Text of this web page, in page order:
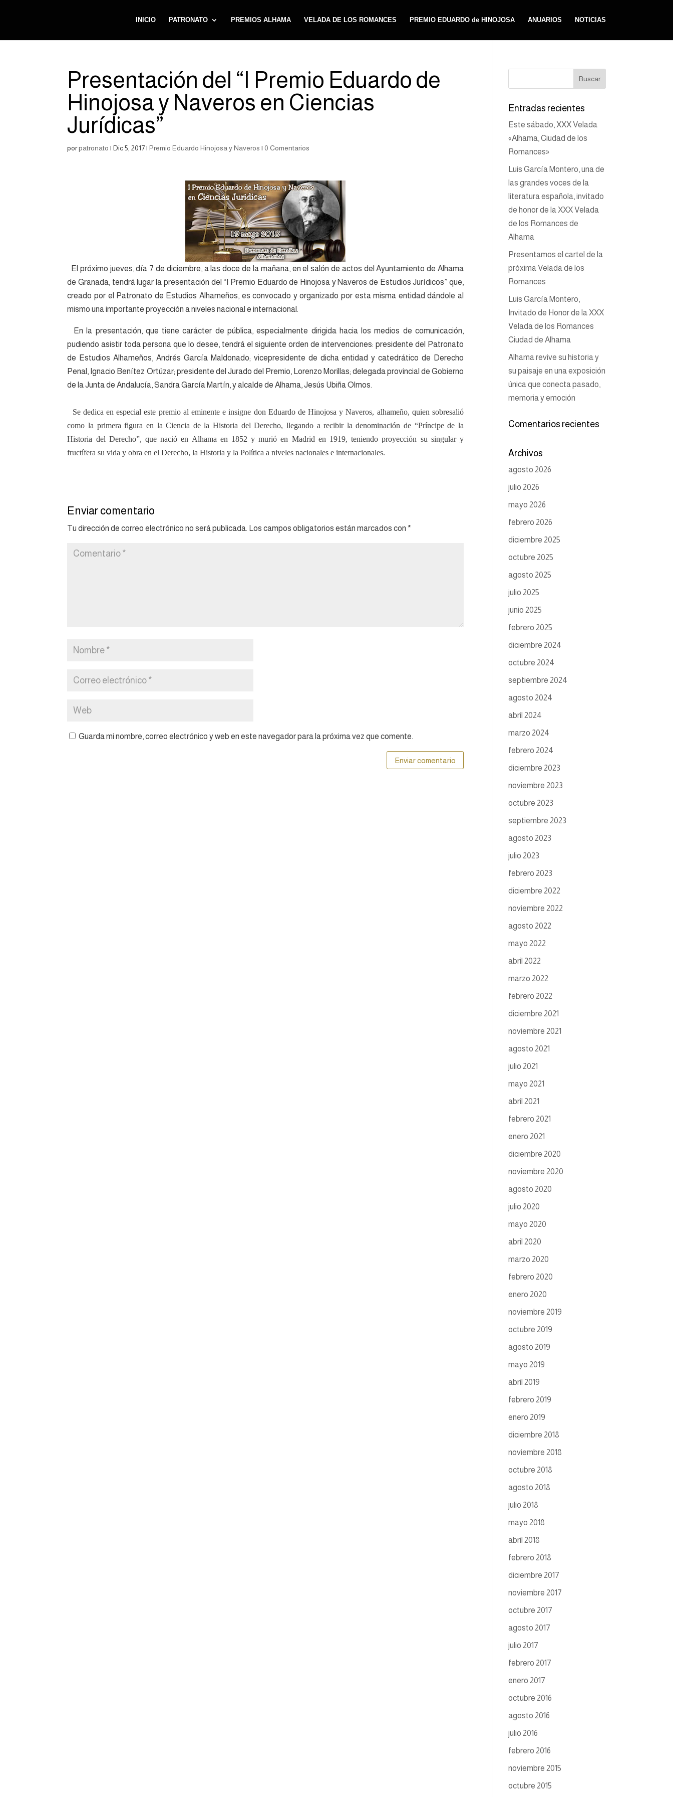
INICIO PATRONATO PREMIOS ALHAMA VELADA DE LOS ROMANCES PREMIO EDUARDO de HINOJOSA ANUARIOS NOTICIAS
Presentación del “I Premio Eduardo de
Hinojosa y Naveros en Ciencias
Jurídicas”
porpatronato |Dic 5, 2017|Premio Eduardo Hinojosa y Naveros |0 Comentarios
El próximo jueves, día 7 de diciembre, a las doce de la mañana, en el salón de actos del Ayuntamiento de Alhama
de Granada, tendrá lugar la presentación del “I Premio Eduardo de Hinojosa y Naveros de Estudios Jurídicos” que,
creado por el Patronato de Estudios Alhameños, es convocado y organizado por esta misma entidad dándole al
mismo una importante proyección a niveles nacional e internacional.
En la presentación, que tiene carácter de pública, especialmente dirigida hacia los medios de comunicación,
pudiendo asistir toda persona que lo desee, tendrá el siguiente orden de intervenciones: presidente del Patronato
de Estudios Alhameños, Andrés García Maldonado; vicepresidente de dicha entidad y catedrático de Derecho
Penal, Ignacio Benítez Ortúzar; presidente del Jurado del Premio, Lorenzo Morillas; delegada provincial de Gobierno
de la Junta de Andalucía, Sandra García Martín, y alcalde de Alhama, Jesús Ubiña Olmos.
Se dedica en especial este premio al eminente e insigne don Eduardo de Hinojosa y Naveros, alhameño, quien sobresalió
como la primera figura en la Ciencia de la Historia del Derecho, llegando a recibir la denominación de “Príncipe de la
Historia del Derecho”, que nació en Alhama en 1852 y murió en Madrid en 1919, teniendo proyección su singular y
fructífera su vida y obra en el Derecho, la Historia y la Política a niveles nacionales e internacionales.
Enviar comentario
Tu dirección de correo electrónico no será publicada. Los campos obligatorios están marcados con *
Guarda mi nombre, correo electrónico y web en este navegador para la próxima vez que comente.
Entradas recientes
Este sábado, XXX Velada
«Alhama, Ciudad de los
Romances»
Luis García Montero, una de
las grandes voces de la
literatura española, invitado
de honor de la XXX Velada
de los Romances de
Alhama
Presentamos el cartel de la
próxima Velada de los
Romances
Luis García Montero,
Invitado de Honor de la XXX
Velada de los Romances
Ciudad de Alhama
Alhama revive su historia y
su paisaje en una exposición
única que conecta pasado,
memoria y emoción
Comentarios recientes
Archivos
agosto 2026
julio 2026
mayo 2026
febrero 2026
diciembre 2025
octubre 2025
agosto 2025
julio 2025
junio 2025
febrero 2025
diciembre 2024
octubre 2024
septiembre 2024
agosto 2024
abril 2024
marzo 2024
febrero 2024
diciembre 2023
noviembre 2023
octubre 2023
septiembre 2023
agosto 2023
julio 2023
febrero 2023
diciembre 2022
noviembre 2022
agosto 2022
mayo 2022
abril 2022
marzo 2022
febrero 2022
diciembre 2021
noviembre 2021
agosto 2021
julio 2021
mayo 2021
abril 2021
febrero 2021
enero 2021
diciembre 2020
noviembre 2020
agosto 2020
julio 2020
mayo 2020
abril 2020
marzo 2020
febrero 2020
enero 2020
noviembre 2019
octubre 2019
agosto 2019
mayo 2019
abril 2019
febrero 2019
enero 2019
diciembre 2018
noviembre 2018
octubre 2018
agosto 2018
julio 2018
mayo 2018
abril 2018
febrero 2018
diciembre 2017
noviembre 2017
octubre 2017
agosto 2017
julio 2017
febrero 2017
enero 2017
octubre 2016
agosto 2016
julio 2016
febrero 2016
noviembre 2015
octubre 2015